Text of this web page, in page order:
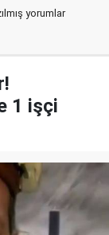
yorumlar
1 işçi